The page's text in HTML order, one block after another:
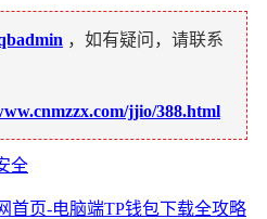
，如有疑问，请联系
jjio/388.html
全
首页-电脑端TP钱包下载全攻略